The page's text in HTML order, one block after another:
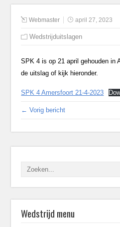
Webmaster april 27, 2023
Wedstrijduitslagen
SPK 4 is op 21 april gehouden in
de uitslag of kijk hieronder.
SPK 4 Amersfoort 21-4-2023
← Vorig bericht
Wedstrijd menu